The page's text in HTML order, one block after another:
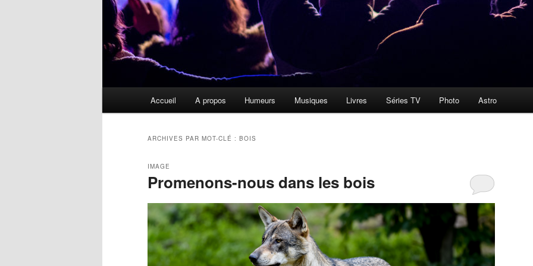
Accueil A propos Humeurs Musiques Livres Séries TV Photo Astro
ARCHIVES PAR MOT-CLÉ : BOIS
Promenons-nous dans les bois
IMAGE